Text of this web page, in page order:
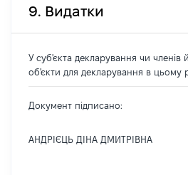
9. Видатки
У суб'єкта декларування чи членів
об'єкти для декларування в цьому
Документ підписано:
АНДРІЄЦЬ ДІНА ДМИТРІВНА